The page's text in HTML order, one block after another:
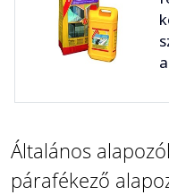
Általános
párafékező